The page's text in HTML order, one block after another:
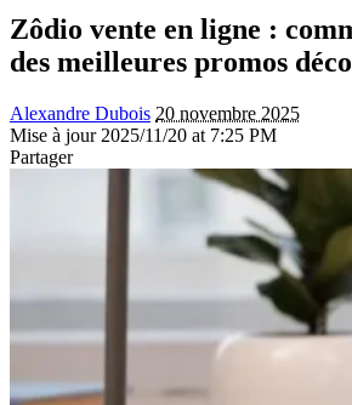
Zôdio vente en ligne :
des meilleures promos
Alexandre Dubois 20 novembre 2025
Mise à jour 2025/11/20 at 7:25 PM
Partager